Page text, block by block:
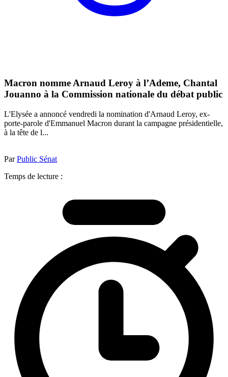
Macron nomme Arnaud Leroy à l’Ademe, Chantal
Jouanno à la Commission nationale du débat public
L'Elysée a annoncé vendredi la nomination d'Arnaud Leroy, ex-
porte-parole d'Emmanuel Macron durant la campagne présidentielle,
à la tête de l...
ParPublic Sénat
Temps de lecture :